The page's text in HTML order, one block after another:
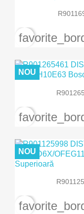
NOU
NOU